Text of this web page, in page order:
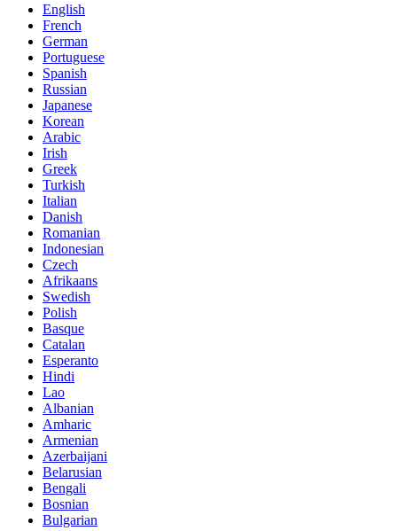
English
French
German
Portuguese
Spanish
Russian
Japanese
Korean
Arabic
Irish
Greek
Turkish
Italian
Danish
Romanian
Indonesian
Czech
Afrikaans
Swedish
Polish
Basque
Catalan
Esperanto
Hindi
Lao
Albanian
Amharic
Armenian
Azerbaijani
Belarusian
Bengali
Bosnian
Bulgarian